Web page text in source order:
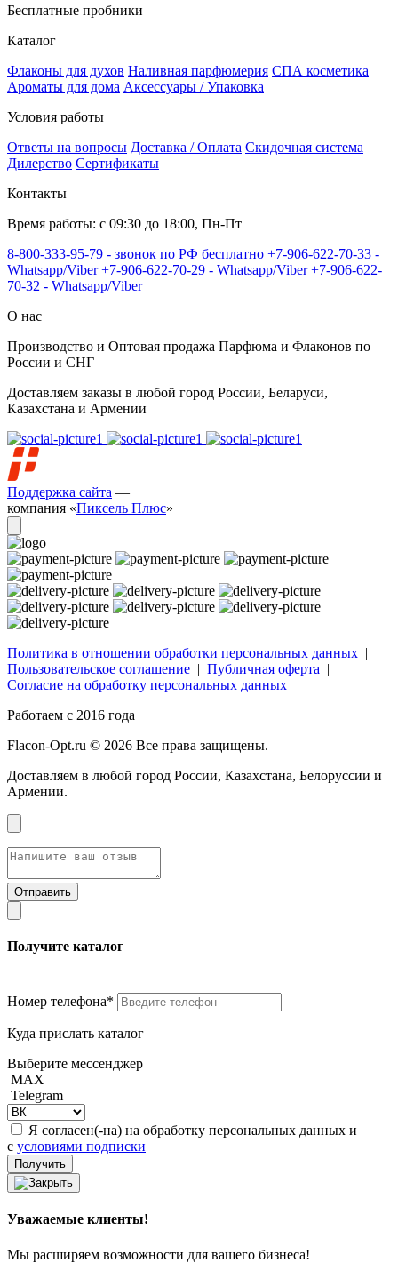
Бесплатные пробники
Каталог
Флаконы для духов Наливная парфюмерия СПА косметика
Ароматы для дома Аксессуары / Упаковка
Условия работы
Ответы на вопросы Доставка / Оплата Скидочная система
Дилерство Сертификаты
Контакты
Время работы: с 09:30 до 18:00, Пн-Пт
8-800-333-95-79 - звонок по РФ бесплатно +7-906-622-70-33 -
Whatsapp/Viber+7-906-622-70-29 - Whatsapp/Viber+7-906-622-
70-32 - Whatsapp/Viber
О нас
Производство и Оптовая продажа Парфюма и Флаконов по
России и СНГ
Доставляем заказы в любой город России, Беларуси,
Казахстана и Армении
Поддержка сайта —
компания «Пиксель Плюс»
Политика в отношении обработки персональных данных |
Пользовательское соглашение | Публичная оферта |
Согласие на обработку персональных данных
Работаем с 2016 года
Flacon-Opt.ru © 2026 Все права защищены.
Доставляем в любой город России, Казахстана, Белоруссии и
Армении.
Получите каталог
Номер телефона*
Куда прислать каталог
Выберите мессенджер
MAX
Telegram
Я согласен(-на) на обработку персональных данных и
с условиями подписки
Уважаемые клиенты!
Мы расширяем возможности для вашего бизнеса!